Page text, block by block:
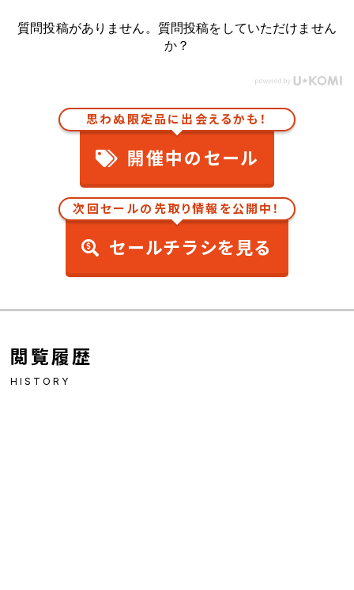
質問投稿がありません。質問投稿をしていただけません
か？
思わぬ限定品に出会えるかも！
開催中のセール
次回セールの先取り情報を公開中！
セールチラシを見る
閲覧履歴
HISTORY